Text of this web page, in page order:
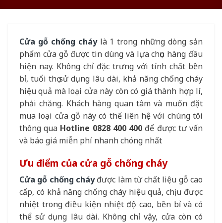
Cửa gỗ chống cháylà 1 trong những dòng sản
phẩm cửa gỗ được tin dùng và lựa chọn hàng đầu
hiện nay. Không chỉ đặc trưng với tính chất bền
bỉ, tuổi thọ sử dụng lâu dài, khả năng chống cháy
hiệu quả mà loại cửa này còn có giá thành hợp lí,
phải chăng. Khách hàng quan tâm và muốn đặt
mua loại cửa gỗ này có thể liên hệ với chúng tôi
thông qua Hotline 0828 400 400 để được tư vấn
và báo giá miễn phí nhanh chóng nhất
Ưu điểm của cửa gỗ chống cháy
Cửa gỗ chống cháyđược làm từ chất liệu gỗ cao
cấp, có khả năng chống cháy hiệu quả, chịu được
nhiệt trong điều kiện nhiệt độ cao, bền bỉ và có
thể sử dụng lâu dài. Không chỉ vậy, cửa còn có